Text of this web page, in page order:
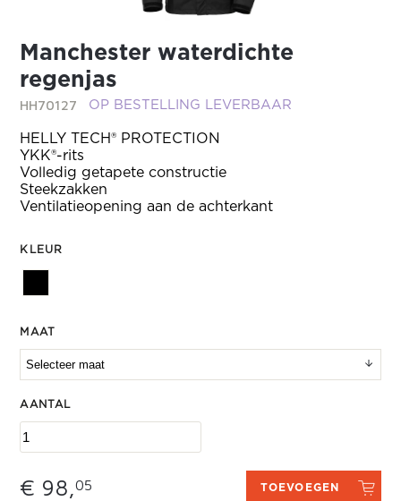
Manchester waterdichte
regenjas
HH70127 OP BESTELLING LEVERBAAR
HELLY TECH® PROTECTION
YKK®-rits
Volledig getapete constructie
Steekzakken
Ventilatieopening aan de achterkant
KLEUR
MAAT
AANTAL
€ 98,05 TOEVOEGEN